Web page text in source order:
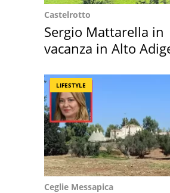
Castelrotto
Sergio Mattarella in
vacanza in Alto
LIFESTYLE
Ceglie Messapica